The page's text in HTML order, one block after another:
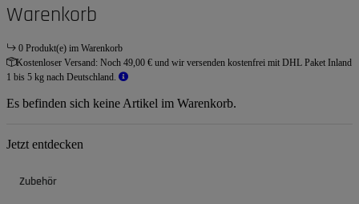
Warenkorb
0 Produkt(e) im Warenkorb
Kostenloser Versand: Noch 49,00 € und wir versenden kostenfrei mit DHL Paket Inland
1 bis 5 kg nach Deutschland.
Es befinden sich keine Artikel im Warenkorb.
Jetzt entdecken
Zubehör